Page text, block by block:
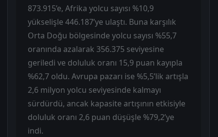
873.915’e, Afrika yolcu sayısı %10,9
yükselişle 446.187’ye ulaştı. Buna karşılık
Orta Doğu bölgesinde yolcu sayısı %55,7
oranında azalarak 356.375 seviyesine
geriledi ve doluluk oranı 15,9 puan kayıpla
%62,7 oldu. Avrupa pazarı ise %5,5’lik artışla
2,6 milyon yolcu seviyesinde kalmayı
sürdürdü, ancak kapasite artışının etkisiyle
doluluk oranı 2,6 puan düşüşle %79,2’ye
indi.